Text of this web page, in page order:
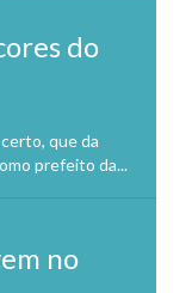
do
que da
prefeito da...
no